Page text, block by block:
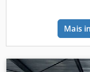
Mais